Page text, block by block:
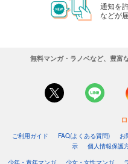
通知を
などが
無料マンガ・ラノベなど、豊富
ご利用ガイド FAQ(よくある質問) お
示
個人情報保護
少年・青年マンガ
少女・女性マンガ